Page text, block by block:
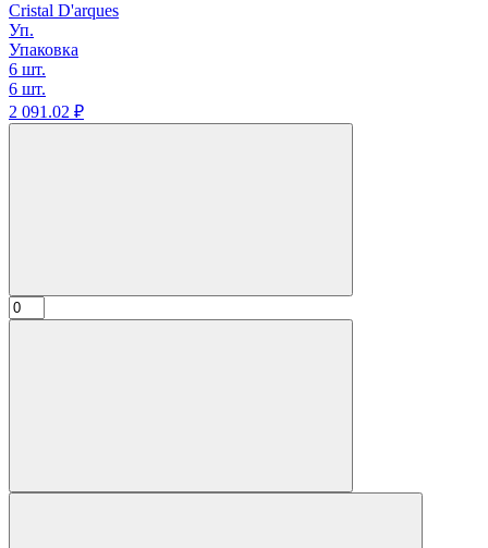
Cristal D'arques
Уп.
Упаковка
6 шт.
6 шт.
2 091.02 ₽